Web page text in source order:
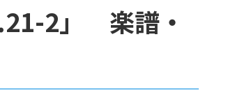
2」 楽譜・